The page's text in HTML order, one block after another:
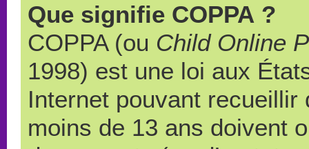
Que signifie COPPA ?
COPPA (ou Child Online
1998) est une loi aux
Internet pouvant
moins de 13 ans doivent